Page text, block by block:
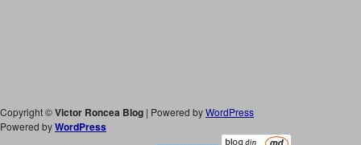
Copyright ©Victor Roncea Blog | Powered byWordPress
Powered byWordPress